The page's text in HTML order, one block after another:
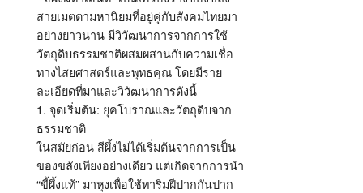
สายเมตตามหานิยมที่อยู่คู่กับสังคมไทยมา
อย่างยาวนาน มีวิวัฒนาการจากการใช้
วัตถุดิบธรรมชาติผสมผสานกับความเชื่อ
ทางไสยศาสตร์และพุทธคุณ โดยมีราย
ละเอียดที่มาและวิวัฒนาการดังนี้
1. จุดเริ่มต้น: ยุคโบราณและวัตถุดิบจาก
ธรรมชาติ
ในสมัยก่อน สีผึ้งไม่ได้เริ่มต้นจากการเป็น
ของขลังเพียงอย่างเดียว แต่เกิดจากการนำ
“ขี้ผึ้งแท้” มาหุงเพื่อใช้ทาริมฝีปากกันปาก